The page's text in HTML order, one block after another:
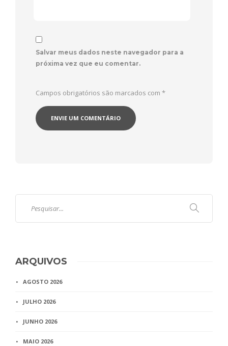
Salvar meus dados neste navegador para a
próxima vez que eu comentar.
Campos obrigatórios são marcados com *
ARQUIVOS
AGOSTO 2026
JULHO 2026
JUNHO 2026
MAIO 2026